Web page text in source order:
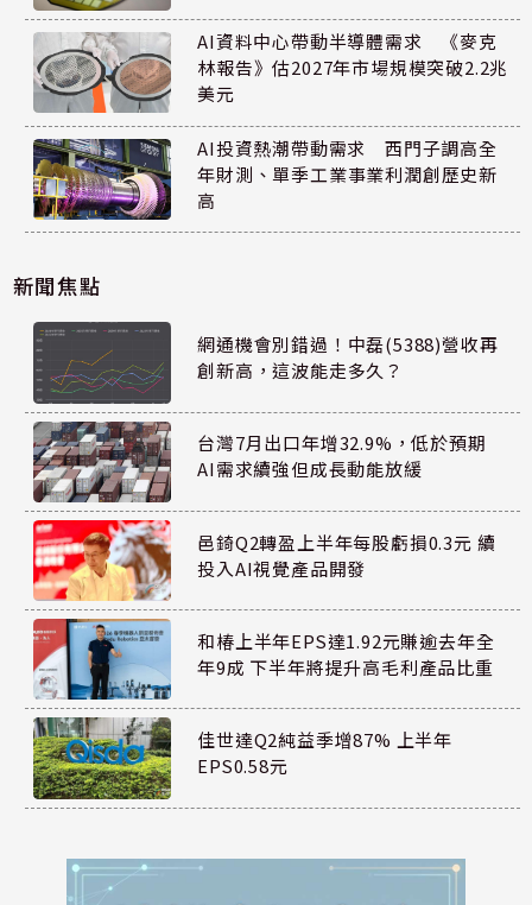
AI資料中心帶動半導體需求 《麥克
林報告》估2027年市場規模突破2.2兆
美元
AI投資熱潮帶動需求 西門子調高全
年財測、單季工業事業利潤創歷史新
高
新聞焦點
網通機會別錯過！中磊(5388)營收再
創新高，這波能走多久？
台灣7月出口年增32.9%，低於預期
AI需求續強但成長動能放緩
邑錡Q2轉盈上半年每股虧損0.3元 續
投入AI視覺產品開發
和椿上半年EPS達1.92元賺逾去年全
年9成 下半年將提升高毛利產品比重
佳世達Q2純益季增87% 上半年
EPS0.58元